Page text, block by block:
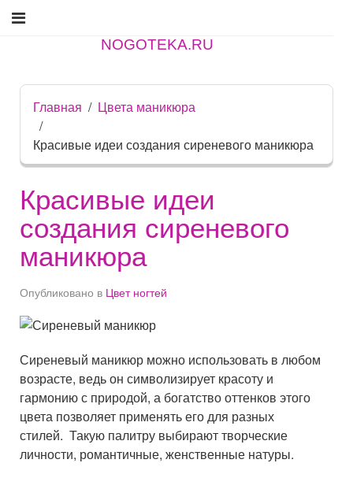
NOGOTEKA.RU
Главная Цвета маникюра
Красивые идеи создания сиреневого маникюра
Красивые идеи
создания сиреневого
маникюра
Опубликовано в Цвет ногтей
Сиреневый маникюр можно использовать в любом
возрасте, ведь он символизирует красоту и
гармонию с природой, а богатство оттенков этого
цвета позволяет применять его для разных
стилей. Такую палитру выбирают творческие
личности, романтичные, женственные натуры.